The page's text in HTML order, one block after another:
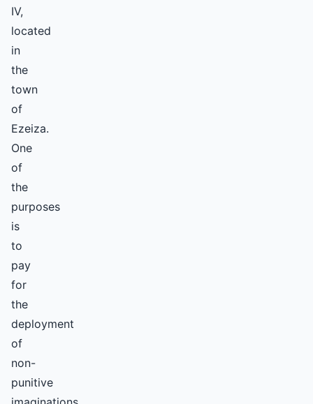
IV,
located
in
the
town
of
Ezeiza.
One
of
the
purposes
is
to
pay
for
the
deployment
of
non-
punitive